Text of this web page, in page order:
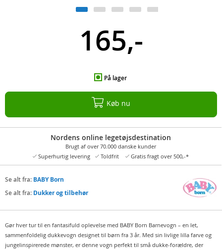
165,-
På lager
Køb nu
Nordens online legetøjsdestination
Brugt af over 70.000 danske kunder
Superhurtig levering
Toldfrit Gratis fragt over 500,-*
Se alt fra: BABY Born
Se alt fra: Dukker og tilbehør
Gør hver tur til en fantasifuld oplevelse med BABY Born Barnevogn – en let,
sammenfoldelig dukkevogn designet til børn fra 3 år. Med sin livlige lilla farve og
jungelinspirerede mønster, er denne vogn perfekt til små dukke-forældre, der